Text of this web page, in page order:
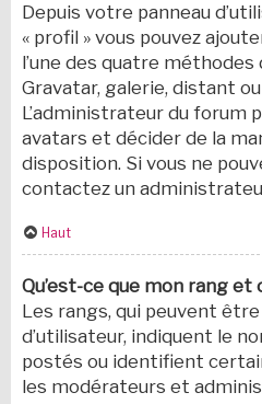
Depuis votre panneau
« profil » vous pouvez
l’une des quatre méthodes
Gravatar, galerie, distant
L’administrateur du forum
avatars et décider de la
disposition. Si vous ne
contactez un
Haut
Qu’est-ce que mon rang
Les rangs, qui peuvent
d’utilisateur, indiquent le
postés ou identifient
les modérateurs et